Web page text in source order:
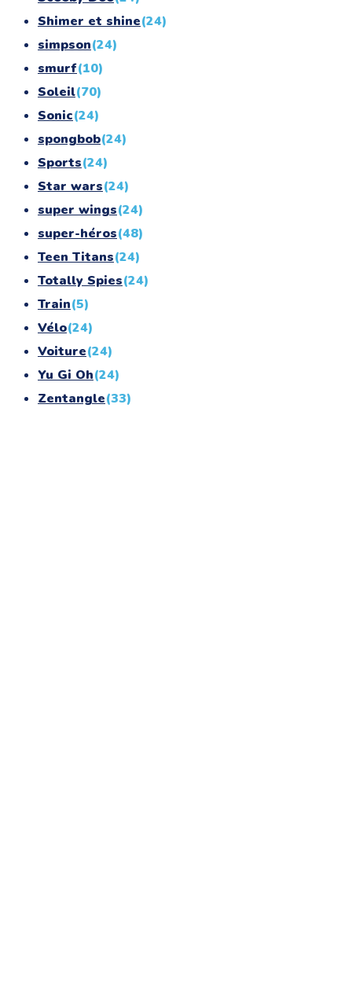
Shimer et shine(24)
simpson(24)
smurf(10)
Soleil(70)
Sonic(24)
spongbob(24)
Sports(24)
Star wars(24)
super wings(24)
super-héros(48)
Teen Titans(24)
Totally Spies(24)
Train(5)
Vélo(24)
Voiture(24)
Yu Gi Oh(24)
Zentangle(33)